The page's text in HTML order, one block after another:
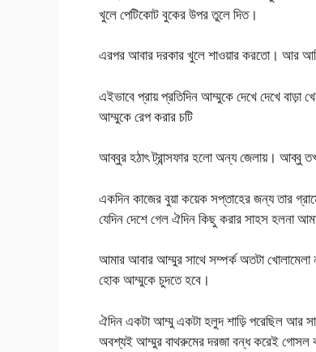
খুলে পেটিকোট বুকের উপর তুলে দিত।
এরপর আবার দরকার খুলে শাওয়ার করতো। আর
এইভাবে প্রায় প্রতিদিন আম্মুকে দেখে দেখে
আম্মুকে রেপ করার চটি
আব্বুর হঠাৎ ট্রান্সফার হলো অন্য জেলায়। আব্বু
একদিন কাজের বুয়া কয়েক সপ্তাহের জন্য তার
যেদিন দেশে গেল ঐদিন কিছু করার সাহস হলনা
আমার আবার আম্মুর সাথে সম্পর্ক অতটা
হোক আম্মুকে চুদতে হবে।
ঐদিন একটা আম্মু একটা হলুদ শাড়ি পরেছিল আর
অবশ্যই আম্মুর বাথরুমের দরজা বন্ধ করেই